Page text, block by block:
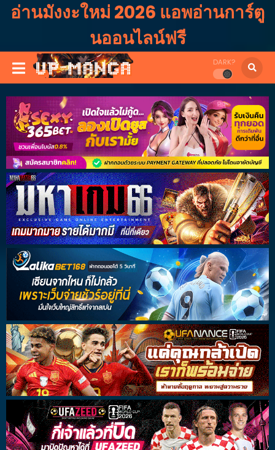
อ่านมังงะใหม่ 2026 แอพอ่านการ์ตู
นออนไลน์ฟรี
DARK?